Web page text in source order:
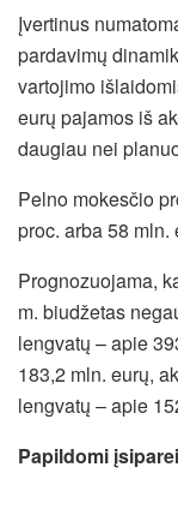
Įvertinus
pardavimų
vartojimo
eurų pajamos iš
daugiau nei
Pelno mokesčio
proc. arba 58
Prognozuojama,
m. biudžetas
lengvatų – apie
183,2 mln. eurų,
lengvatų – apie
Papildomi